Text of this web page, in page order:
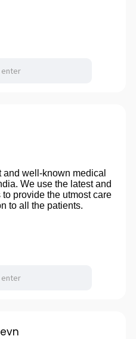
well-known medical
We use the latest and
provide the utmost care
to all the patients.